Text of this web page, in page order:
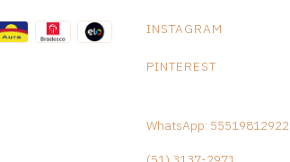
INSTAGRAM
PINTEREST
WhatsApp: